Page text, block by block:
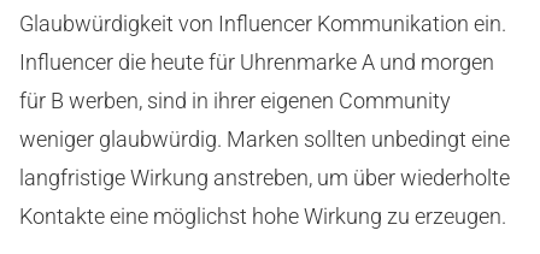
Glaubwürdigkeit von Influencer Kommunikation ein.
Influencer die heute für Uhrenmarke A und morgen
für B werben, sind in ihrer eigenen Community
weniger glaubwürdig. Marken sollten unbedingt eine
langfristige Wirkung anstreben, um über wiederholte
Kontakte eine möglichst hohe Wirkung zu erzeugen.